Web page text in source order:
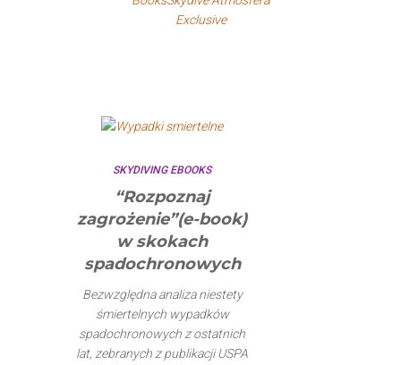
Exclusive
SKYDIVING EBOOKS
“Rozpoznaj
zagrożenie”(e-book)
w skokach
spadochronowych
Bezwzględna analiza niestety
śmiertelnych wypadków
spadochronowych z ostatnich
lat, zebranych z publikacji USPA